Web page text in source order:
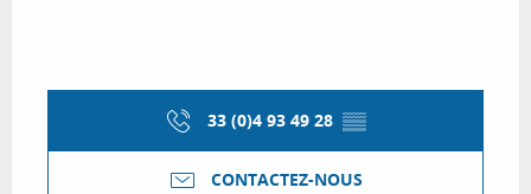
33 (0)4 93 49 28 ▒▒
CONTACTEZ-NOUS